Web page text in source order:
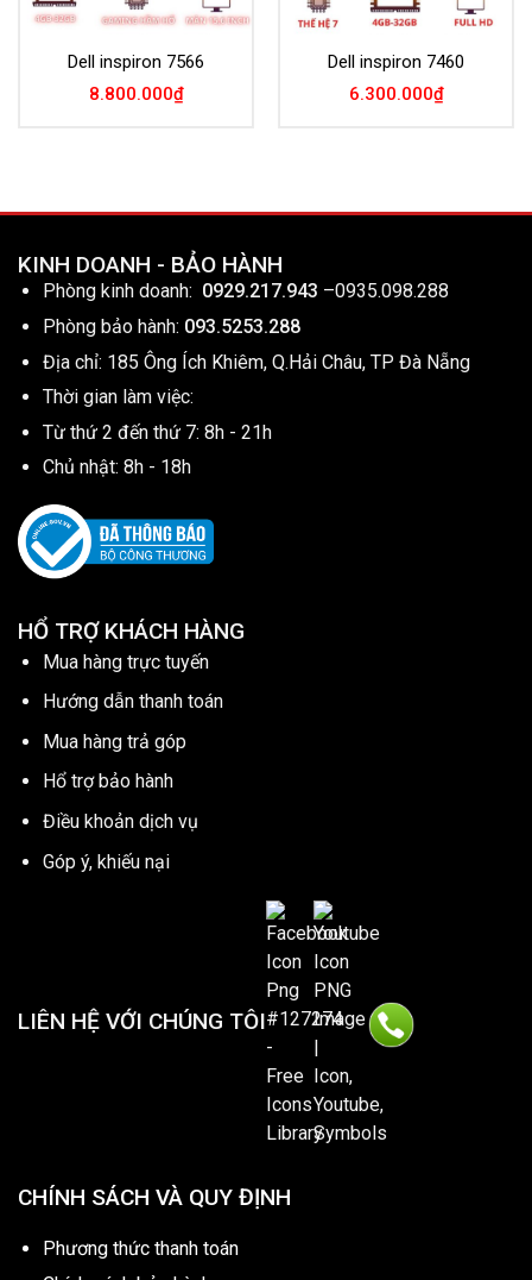
Dell inspiron 7566
8.800.000₫
Dell inspiron 7460
6.300.000₫
KINH DOANH - BẢO HÀNH
Phòng kinh doanh: 0929.217.943 –0935.098.288
Phòng bảo hành: 093.5253.288
Địa chỉ: 185 Ông Ích Khiêm, Q.Hải Châu, TP Đà Nẵng
Thời gian làm việc:
Từ thứ 2 đến thứ 7: 8h - 21h
Chủ nhật: 8h - 18h
HỔ TRỢ KHÁCH HÀNG
Mua hàng trực tuyến
Hướng dẫn thanh toán
Mua hàng trả góp
Hổ trợ bảo hành
Điều khoản dịch vụ
Góp ý, khiếu nại
LIÊN HỆ VỚI CHÚNG TÔI
CHÍNH SÁCH VÀ QUY ĐỊNH
Phương thức thanh toán